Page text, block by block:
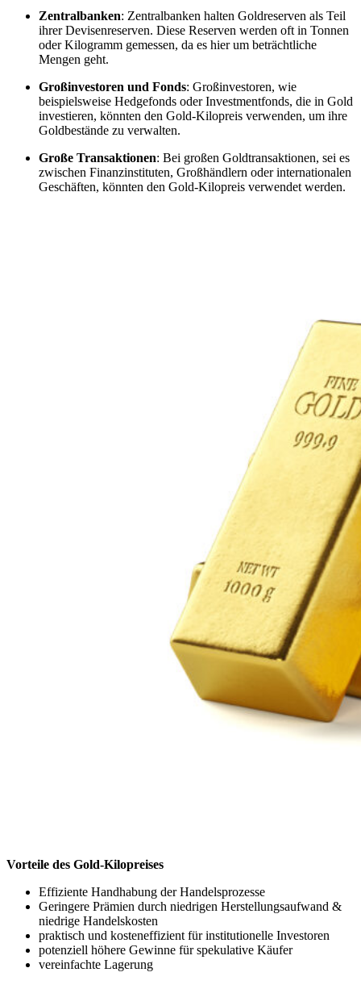
Zentralbanken: Zentralbanken halten Goldreserven als Teil
ihrer Devisenreserven. Diese Reserven werden oft in Tonnen
oder Kilogramm gemessen, da es hier um beträchtliche
Mengen geht.
Großinvestoren und Fonds: Großinvestoren, wie
beispielsweise Hedgefonds oder Investmentfonds, die in Gold
investieren, könnten den Gold-Kilopreis verwenden, um ihre
Goldbestände zu verwalten.
Große Transaktionen: Bei großen Goldtransaktionen, sei es
zwischen Finanzinstituten, Großhändlern oder internationalen
Geschäften, könnten den Gold-Kilopreis verwendet werden.
Vorteile des Gold-Kilopreises
Effiziente Handhabung der Handelsprozesse
Geringere Prämien durch niedrigen Herstellungsaufwand &
niedrige Handelskosten
praktisch und kosteneffizient für institutionelle Investoren
potenziell höhere Gewinne für spekulative Käufer
vereinfachte Lagerung